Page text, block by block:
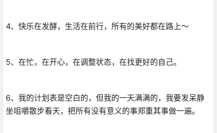
4、快乐在发酵，生活在前行，所有的美好都在路上～
5、在忙，在开心，在调整状态，在找更好的自己。
6、我的计划表是空白的，但我的一天满满的，我要发呆静
坐咀嚼散步看天，把所有没有意义的事郑重其事做一遍。